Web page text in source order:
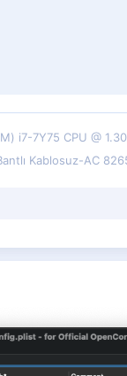
i7-7Y75 CPU @
Kablosuz-AC